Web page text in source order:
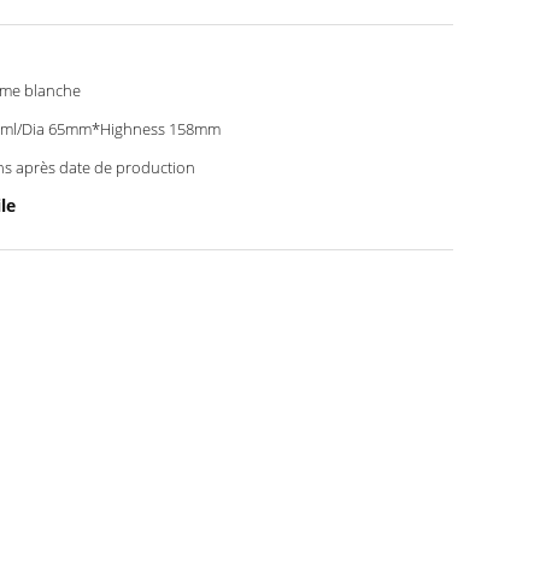
blanche
Dia 65mm*Highness 158mm
après date de production